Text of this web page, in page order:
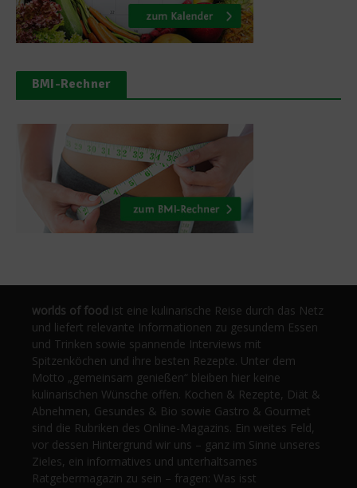
BMI-Rechner
worlds of food ist eine kulinarische Reise durch das Netz
und liefert relevante Informationen zu gesundem Essen
und Trinken sowie spannende Interviews mit
Spitzenköchen und ihre besten Rezepte. Unter dem
Motto „gemeinsam genießen“ bleiben hier keine
kulinarischen Wünsche offen. Kochen & Rezepte, Diät &
Abnehmen, Gesundes & Bio sowie Gastro & Gourmet
sind die Rubriken des Online-Magazins. Ein weites Feld,
vor dessen Hintergrund wir uns – ganz im Sinne unseres
Zieles, ein informatives und unterhaltsames
Ratgebermagazin zu sein – fragen: Was isst